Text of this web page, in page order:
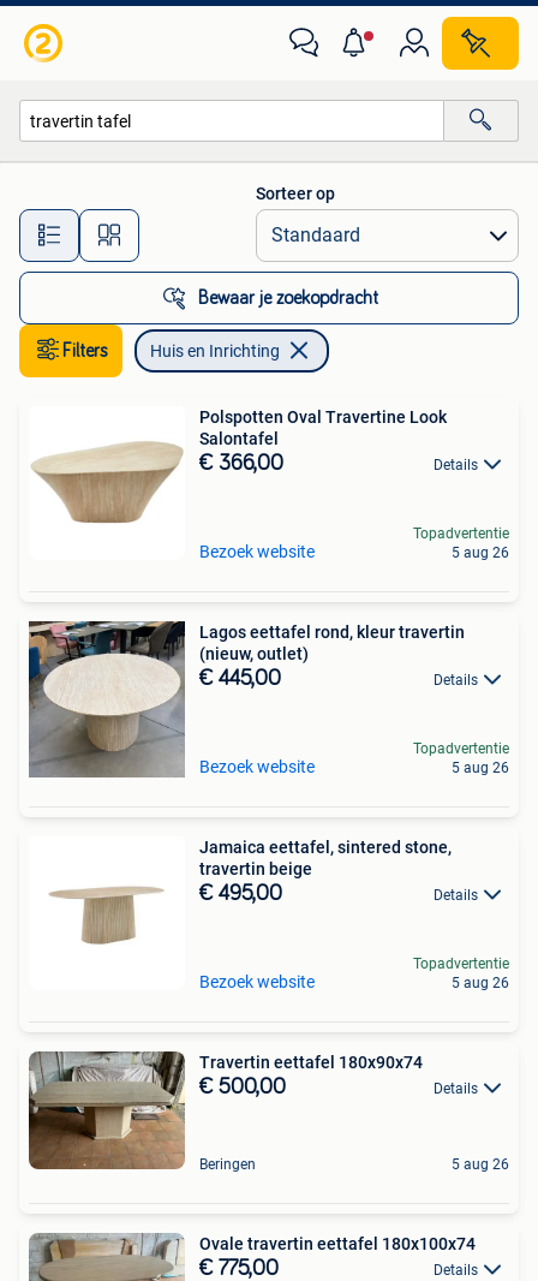
Alle afstanden…
Sorteer op
Bewaar je zoekopdracht
Filters Huis en Inrichting
Polspotten Oval Travertine Look
Salontafel
€ 366,00 Details
Bezoek website
Topadvertentie
5 aug 26
Lagos eettafel rond, kleur travertin
(nieuw, outlet)
€ 445,00 Details
Bezoek website
Topadvertentie
5 aug 26
Jamaica eettafel, sintered stone,
travertin beige
€ 495,00 Details
Bezoek website
Topadvertentie
5 aug 26
Travertin eettafel 180x90x74
€ 500,00 Details
Beringen 5 aug 26
Ovale travertin eettafel 180x100x74
€ 775,00 Details